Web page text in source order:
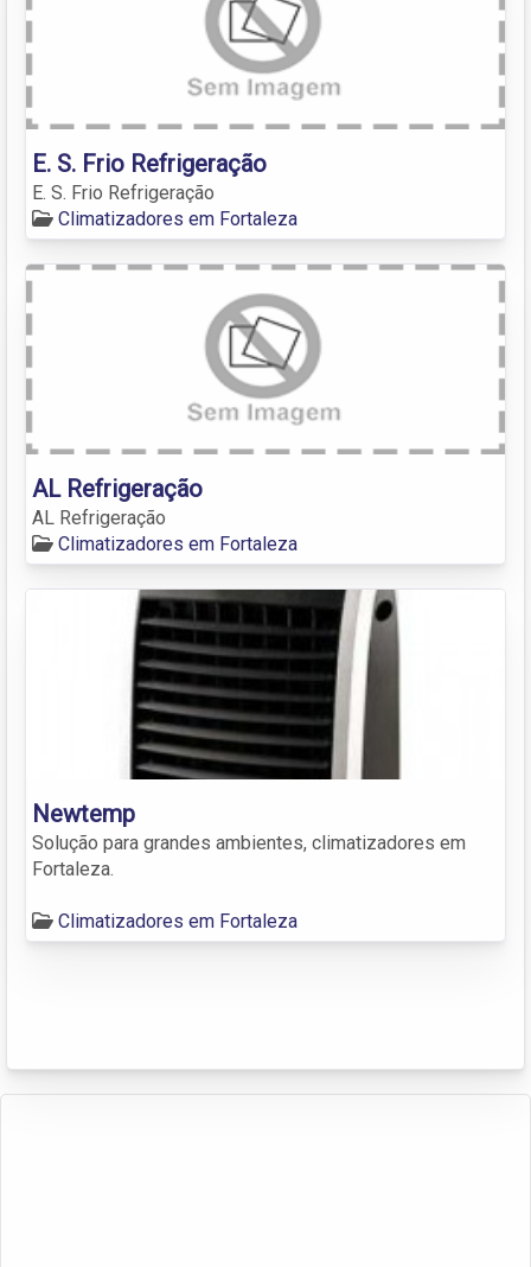
E. S. Frio Refrigeração
E. S. Frio Refrigeração
Climatizadores em Fortaleza
AL Refrigeração
AL Refrigeração
Climatizadores em Fortaleza
Newtemp
Solução para grandes ambientes, climatizadores em
Fortaleza.
Climatizadores em Fortaleza